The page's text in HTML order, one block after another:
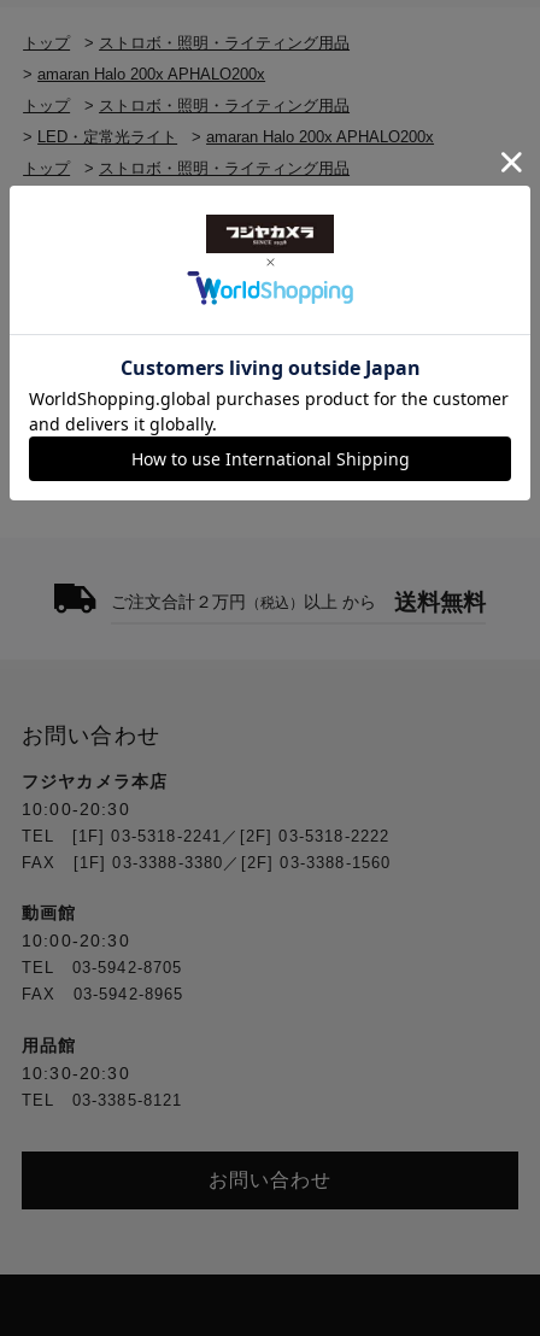
照射角度
85°
IP規格
AC 100V - 240V / 50 - 60Hz
最大騒音レベル
40W (サイレントモード)
収納可能環境温度
-20℃ - 80℃
操作方法
本体, amaran アプリ, DMX*
ファームウェアアップデート
≤80m / ≤262.5ft (Bluetooth)
スクリーンタイプ
冷却方法
トップ > ストロボ・照明・ライティング用品
>amaran Halo 200x APHALO200x
トップ
> ストロボ・照明・ライティング用品
> LED・定常光ライト >amaran Halo 200x APHALO200x
トップ
> ストロボ・照明・ライティング用品
amaran Halo 200x APHALO200x
ストロボ・照明・ライティング用品
ストロボ・照明・ライティング用品(新品)
APUTURE amaran Halo 200x APHALO200x
ご注文合計２万円 （税込） 以上 から 送料無料
お問い合わせ
フジヤカメラ本店
10:00-20:30
TEL [1F] 03-5318-2241／[2F] 03-5318-2222
FAX [1F] 03-3388-3380／[2F] 03-3388-1560
動画館
10:00-20:30
TEL 03-5942-8705
FAX 03-5942-8965
用品館
10:30-20:30
TEL 03-3385-8121
お問い合わせ